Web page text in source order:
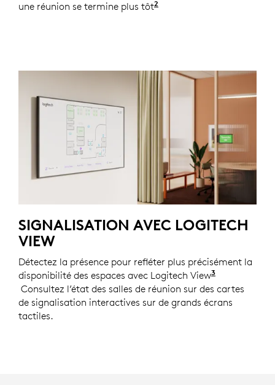
une réunion se termine plus tôt2
SIGNALISATION AVEC LOGITECH
VIEW
Détectez la présence pour refléter plus précisément la
disponibilité des espaces avec Logitech View3
Consultez l’état des salles de réunion sur des cartes
de signalisation interactives sur de grands écrans
tactiles.